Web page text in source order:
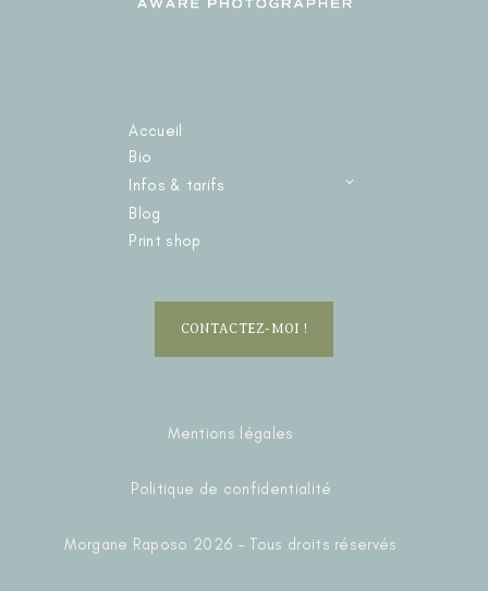
Accueil
Bio
Infos & tarifs
Blog
Print shop
CONTACTEZ-MOI !
Mentions légales
Politique de confidentialité
Morgane Raposo 2026 – Tous droits réservés